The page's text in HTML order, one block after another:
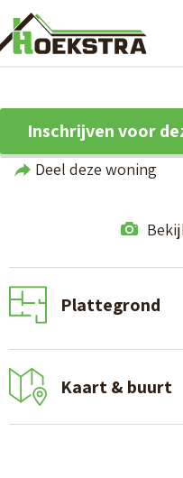
Inschrijven voor
Deel deze woning
Plattegrond
Kaart & buurt